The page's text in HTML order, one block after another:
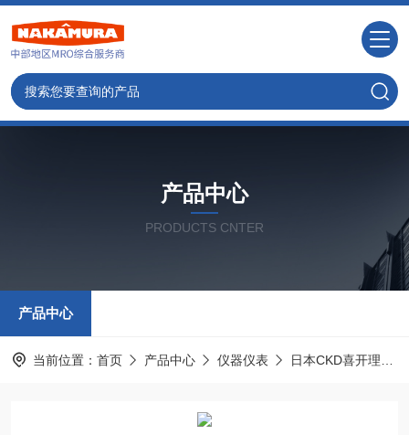
产品中心
PRODUCTS CNTER
产品中心
当前位置： 首页 产品中心 仪器仪表 日本CKD喜开理